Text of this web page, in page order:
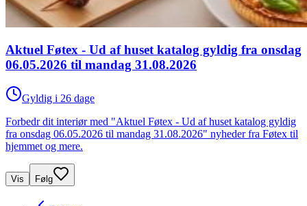
Aktuel Føtex - Ud af huset katalog gyldig fra onsdag
06.05.2026 til mandag 31.08.2026
Gyldig i 26 dage
Forbedr dit interiør med "Aktuel Føtex - Ud af huset katalog gyldig
fra onsdag 06.05.2026 til mandag 31.08.2026" nyheder fra Føtex til
hjemmet og mere.
Vis Følg